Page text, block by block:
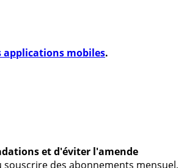
mobiles.
et d'éviter l'amende
des abonnements mensuel,